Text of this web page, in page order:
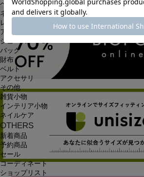
ヘッドウェア
ネックウェア
レッグウェア
アンダーウェア
シューズ
バッグ
財布
ベルト
アクセサリ
その他
雑貨小物
インテリア小物
ネイルケア
OTHERS
新着商品
予約商品
セール
コーディネート
ショップリスト